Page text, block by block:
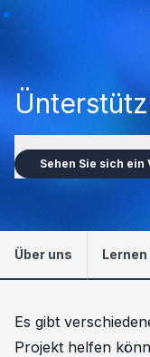
Sehen Sie sich ein
Über uns
Es gibt
Projekt helfen